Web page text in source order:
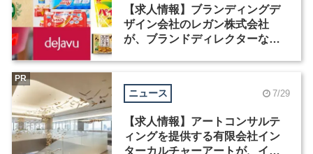
【求人情報】ブランディングデ
ザイン会社のレガン株式会社
が、ブランドディレクターなど3
ニュース 7/29
【求人情報】アートコンサルテ
ィングを提供する有限会社イン
ターカルチャーアートが、イン
PR